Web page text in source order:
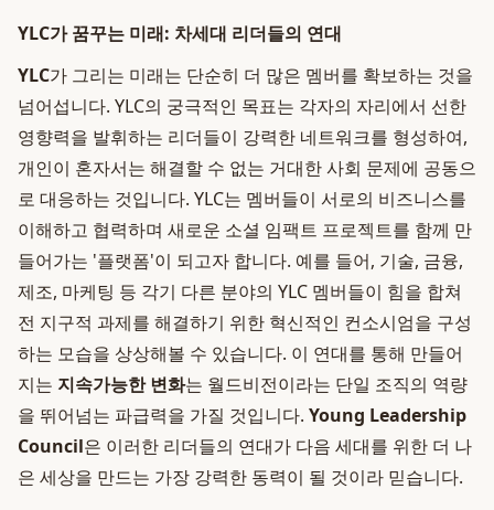
YLC가 꿈꾸는 미래: 차세대 리더들의 연대
YLC가 그리는 미래는 단순히 더 많은 멤버를 확보하는 것을
넘어섭니다. YLC의 궁극적인 목표는 각자의 자리에서 선한
영향력을 발휘하는 리더들이 강력한 네트워크를 형성하여,
개인이 혼자서는 해결할 수 없는 거대한 사회 문제에 공동으
로 대응하는 것입니다. YLC는 멤버들이 서로의 비즈니스를
이해하고 협력하며 새로운 소셜 임팩트 프로젝트를 함께 만
들어가는 '플랫폼'이 되고자 합니다. 예를 들어, 기술, 금융,
제조, 마케팅 등 각기 다른 분야의 YLC 멤버들이 힘을 합쳐
전 지구적 과제를 해결하기 위한 혁신적인 컨소시엄을 구성
하는 모습을 상상해볼 수 있습니다. 이 연대를 통해 만들어
지는 지속가능한 변화는 월드비전이라는 단일 조직의 역량
을 뛰어넘는 파급력을 가질 것입니다. Young Leadership
Council은 이러한 리더들의 연대가 다음 세대를 위한 더 나
은 세상을 만드는 가장 강력한 동력이 될 것이라 믿습니다.